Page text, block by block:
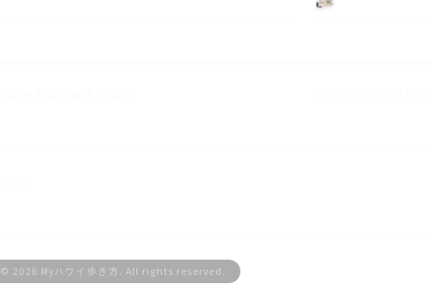
© 2026 Myハワイ歩き方. All rights reserved.